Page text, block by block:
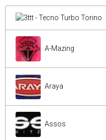
A-Mazing
Araya
Assos